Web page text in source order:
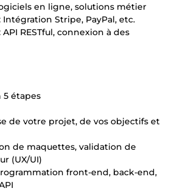
en ligne, solutions métier
Stripe, PayPal, etc.
RESTful, connexion à des
étapes
de votre projet, de vos objectifs et
de maquettes, validation de
(UX/UI)
front-end, back-end,